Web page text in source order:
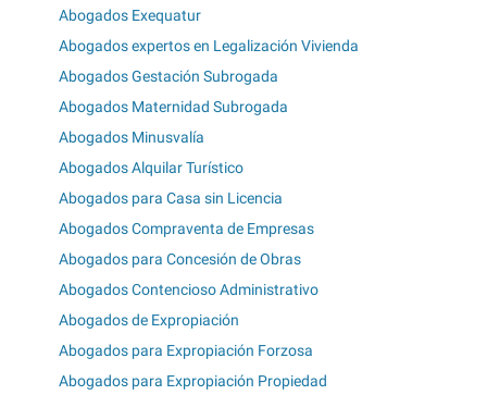
Abogados Exequatur
Abogados expertos en Legalización Vivienda
Abogados Gestación Subrogada
Abogados Maternidad Subrogada
Abogados Minusvalía
Abogados Alquilar Turístico
Abogados para Casa sin Licencia
Abogados Compraventa de Empresas
Abogados para Concesión de Obras
Abogados Contencioso Administrativo
Abogados de Expropiación
Abogados para Expropiación Forzosa
Abogados para Expropiación Propiedad